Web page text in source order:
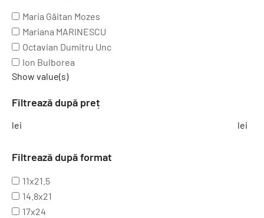
Maria Găitan Mozes
Mariana MARINESCU
Octavian Dumitru Unc
Ion Bulborea
Show value(s)
Filtrează după preț
lei lei
Filtrează după format
11x21.5
14.8x21
17x24